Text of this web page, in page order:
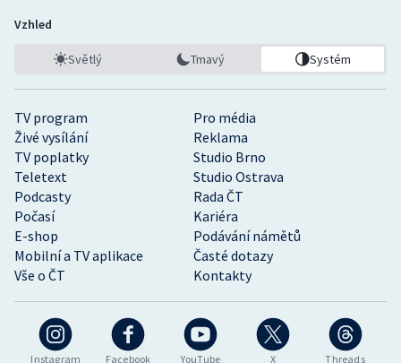
Instagram Facebook YouTube X Threads
TV program
Pro média
Živé vysílání
Reklama
TV poplatky
Studio Brno
Teletext
Studio Ostrava
Podcasty
Rada ČT
Počasí
Kariéra
E-shop
Podávání námětů
Mobilní a TV aplikace
Časté dotazy
Vše o ČT
Kontakty
Vzhled
Světlý Tmavý Systém